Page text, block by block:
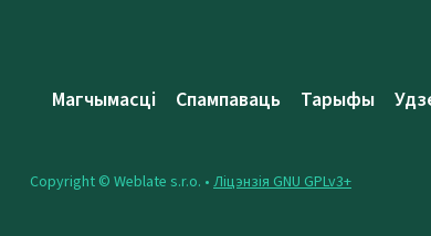
Магчымасці Спампаваць Тарыфы
Copyright © Weblate s.r.o. • Ліцэнзія GNU GPLv3+